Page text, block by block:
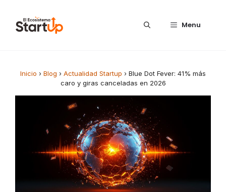
Menu
Inicio › Blog › Actualidad Startup › Blue Dot Fever: 41% más
caro y giras canceladas en 2026